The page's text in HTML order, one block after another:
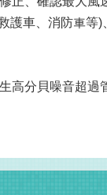
車、消防車等)
高分貝噪音超過